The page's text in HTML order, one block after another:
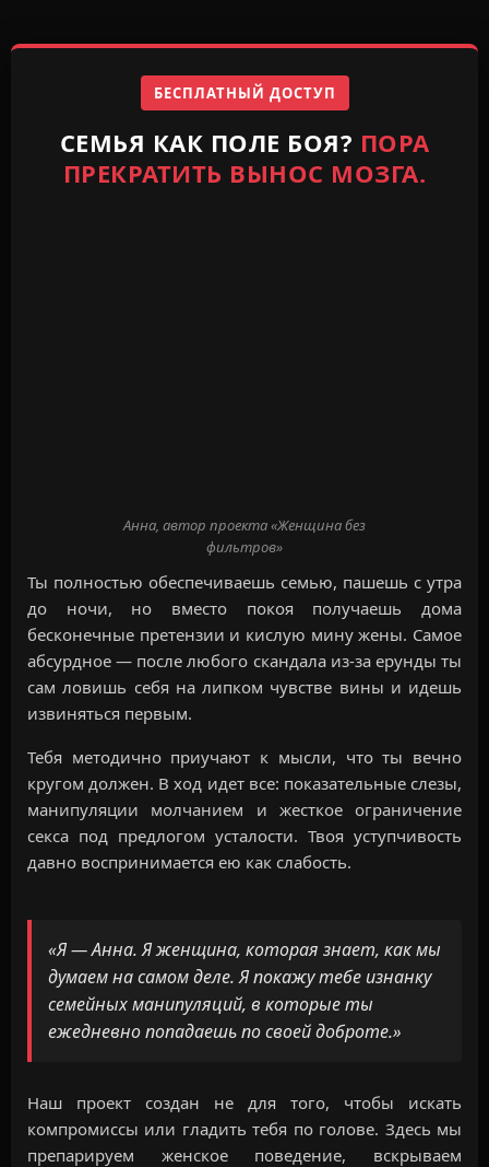
БЕСПЛАТНЫЙ ДОСТУП
СЕМЬЯ КАК ПОЛЕ БОЯ? ПОРА
ПРЕКРАТИТЬ ВЫНОС МОЗГА.
Анна, автор проекта «Женщина без
фильтров»
Ты полностью обеспечиваешь семью, пашешь с утра
до ночи, но вместо покоя получаешь дома
бесконечные претензии и кислую мину жены. Самое
абсурдное — после любого скандала из-за ерунды ты
сам ловишь себя на липком чувстве вины и идешь
извиняться первым.
Тебя методично приучают к мысли, что ты вечно
кругом должен. В ход идет все: показательные слезы,
манипуляции молчанием и жесткое ограничение
секса под предлогом усталости. Твоя уступчивость
давно воспринимается ею как слабость.
«Я — Анна. Я женщина, которая знает, как мы
думаем на самом деле. Я покажу тебе изнанку
семейных манипуляций, в которые ты
ежедневно попадаешь по своей доброте.»
Наш проект создан не для того, чтобы искать
компромиссы или гладить тебя по голове. Здесь мы
препарируем женское поведение, вскрываем